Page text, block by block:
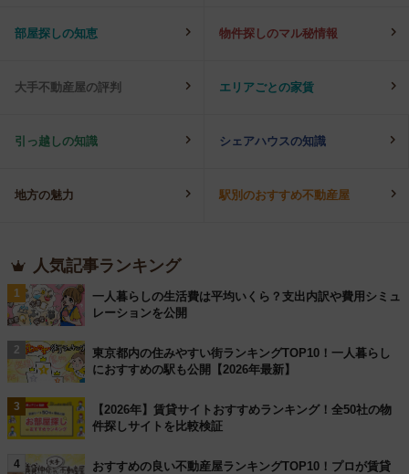
部屋探しの知恵 物件探しのマル秘情報
大手不動産屋の評判 エリアごとの家賃
引っ越しの知識 シェアハウスの知識
地方の魅力 駅別のおすすめ不動産屋
人気記事ランキング
1
一人暮らしの生活費は平均いくら？支出内訳や費用シミュ
レーションを公開
2
東京都内の住みやすい街ランキングTOP10！一人暮らし
におすすめの駅も公開【2026年最新】
3
【2026年】賃貸サイトおすすめランキング！全50社の物
件探しサイトを比較検証
4
おすすめの良い不動産屋ランキングTOP10！プロが賃貸